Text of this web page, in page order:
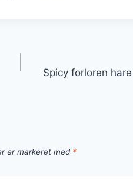
Spicy forloren
er markeret med *